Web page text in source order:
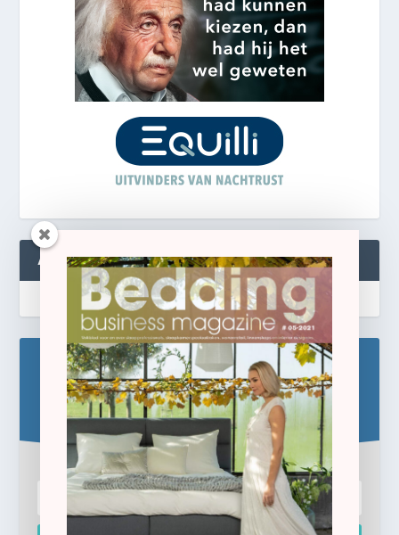
ABONNEREN
Blijf op de hoogte!
Schrijf u hier in voor de gratis e-newsletter.